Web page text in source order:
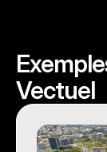
Vectuel